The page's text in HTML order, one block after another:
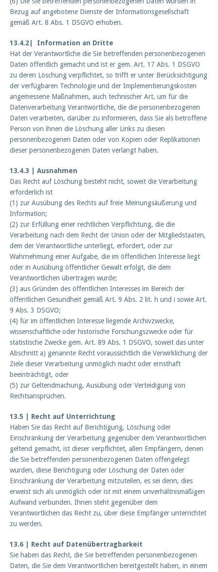
Bezug auf angebotene Dienste der Informationsgesellschaft
gemäß Art. 8 Abs. 1 DSGVO erhoben.
13.4.2| Information an Dritte
Hat der Verantwortliche die Sie betreffenden personenbezogenen
Daten öffentlich gemacht und ist er gem. Art. 17 Abs. 1 DSGVO
zu deren Löschung verpflichtet, so trifft er unter Berücksichtigung
der verfügbaren Technologie und der Implementierungskosten
angemessene Maßnahmen, auch technischer Art, um für die
Datenverarbeitung Verantwortliche, die die personenbezogenen
Daten verarbeiten, darüber zu informieren, dass Sie als betroffene
Person von ihnen die Löschung aller Links zu diesen
personenbezogenen Daten oder von Kopien oder Replikationen
dieser personenbezogenen Daten verlangt haben.
13.4.3 | Ausnahmen
Das Recht auf Löschung besteht nicht, soweit die Verarbeitung
erforderlich ist
(1) zur Ausübung des Rechts auf freie Meinungsäußerung und
Information;
(2) zur Erfüllung einer rechtlichen Verpflichtung, die die
Verarbeitung nach dem Recht der Union oder der Mitgliedstaaten,
dem der Verantwortliche unterliegt, erfordert, oder zur
Wahrnehmung einer Aufgabe, die im öffentlichen Interesse liegt
oder in Ausübung öffentlicher Gewalt erfolgt, die dem
Verantwortlichen übertragen wurde;
(3) aus Gründen des öffentlichen Interesses im Bereich der
öffentlichen Gesundheit gemäß Art. 9 Abs. 2 lit. h und i sowie Art.
9 Abs. 3 DSGVO;
(4) für im öffentlichen Interesse liegende Archivzwecke,
wissenschaftliche oder historische Forschungszwecke oder für
statistische Zwecke gem. Art. 89 Abs. 1 DSGVO, soweit das unter
Abschnitt a) genannte Recht voraussichtlich die Verwirklichung der
Ziele dieser Verarbeitung unmöglich macht oder ernsthaft
beeinträchtigt, oder
(5) zur Geltendmachung, Ausübung oder Verteidigung von
Rechtsansprüchen.
13.5 | Recht auf Unterrichtung
Haben Sie das Recht auf Berichtigung, Löschung oder
Einschränkung der Verarbeitung gegenüber dem Verantwortlichen
geltend gemacht, ist dieser verpflichtet, allen Empfängern, denen
die Sie betreffenden personenbezogenen Daten offengelegt
wurden, diese Berichtigung oder Löschung der Daten oder
Einschränkung der Verarbeitung mitzuteilen, es sei denn, dies
erweist sich als unmöglich oder ist mit einem unverhältnismäßigen
Aufwand verbunden. Ihnen steht gegenüber dem
Verantwortlichen das Recht zu, über diese Empfänger unterrichtet
zu werden.
13.6 | Recht auf Datenübertragbarkeit
Sie haben das Recht, die Sie betreffenden personenbezogenen
Daten, die Sie dem Verantwortlichen bereitgestellt haben, in einem